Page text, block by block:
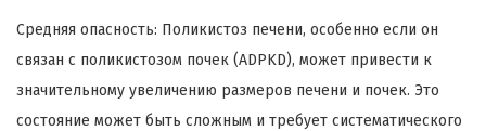
Средняя опасность: Поликистоз печени, особенно если он
связан с поликистозом почек (ADPKD), может привести к
значительному увеличению размеров печени и почек. Это
состояние может быть сложным и требует систематического